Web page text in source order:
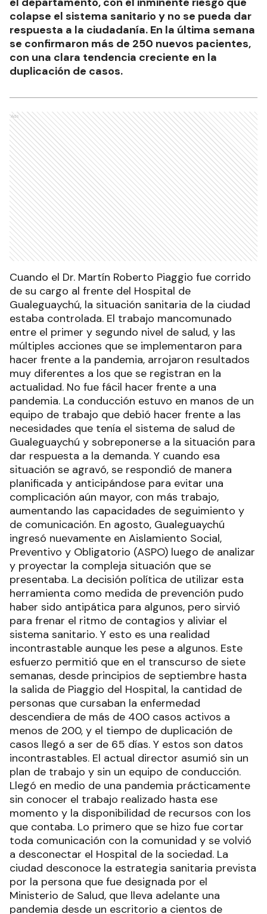
colapse el sistema sanitario y no se pueda dar
respuesta a la ciudadanía. En la última semana
se confirmaron más de 250 nuevos pacientes,
con una clara tendencia creciente en la
duplicación de casos.
Ads
Cuando el Dr. Martín Roberto Piaggio fue corrido
de su cargo al frente del Hospital de
Gualeguaychú, la situación sanitaria de la ciudad
estaba controlada. El trabajo mancomunado
entre el primer y segundo nivel de salud, y las
múltiples acciones que se implementaron para
hacer frente a la pandemia, arrojaron resultados
muy diferentes a los que se registran en la
actualidad. No fue fácil hacer frente a una
pandemia. La conducción estuvo en manos de un
equipo de trabajo que debió hacer frente a las
necesidades que tenía el sistema de salud de
Gualeguaychú y sobreponerse a la situación para
dar respuesta a la demanda. Y cuando esa
situación se agravó, se respondió de manera
planificada y anticipándose para evitar una
complicación aún mayor, con más trabajo,
aumentando las capacidades de seguimiento y
de comunicación. En agosto, Gualeguaychú
ingresó nuevamente en Aislamiento Social,
Preventivo y Obligatorio (ASPO) luego de analizar
y proyectar la compleja situación que se
presentaba. La decisión política de utilizar esta
herramienta como medida de prevención pudo
haber sido antipática para algunos, pero sirvió
para frenar el ritmo de contagios y aliviar el
sistema sanitario. Y esto es una realidad
incontrastable aunque les pese a algunos. Este
esfuerzo permitió que en el transcurso de siete
semanas, desde principios de septiembre hasta
la salida de Piaggio del Hospital, la cantidad de
personas que cursaban la enfermedad
descendiera de más de 400 casos activos a
menos de 200, y el tiempo de duplicación de
casos llegó a ser de 65 días. Y estos son datos
incontrastables. El actual director asumió sin un
plan de trabajo y sin un equipo de conducción.
Llegó en medio de una pandemia prácticamente
sin conocer el trabajo realizado hasta ese
momento y la disponibilidad de recursos con los
que contaba. Lo primero que se hizo fue cortar
toda comunicación con la comunidad y se volvió
a desconectar el Hospital de la sociedad. La
ciudad desconoce la estrategia sanitaria prevista
por la persona que fue designada por el
Ministerio de Salud, que lleva adelante una
pandemia desde un escritorio a cientos de